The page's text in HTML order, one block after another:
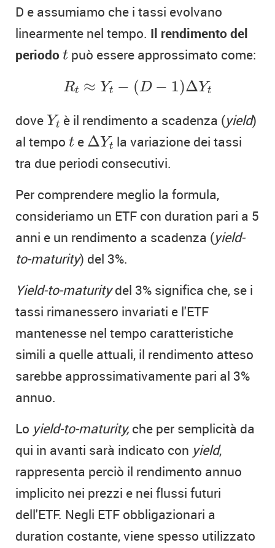
D e assumiamo che i tassi evolvano
linearmente nel tempo. Il rendimento del
periodo t
t può essere approssimato come:
Rt ≈ Yt − (D − 1)ΔYt
R t ≈Y (D− ΔY t
dove Yt
Yt è il rendimento a scadenza (yield)
al tempo t
t e ΔYt
ΔYt la variazione dei tassi
tra due periodi consecutivi.
Per comprendere meglio la formula,
consideriamo un ETF con duration pari a 5
anni e un rendimento a scadenza (yield-
to-maturity) del 3%.
Yield-to-maturitydel 3% significa che, se i
tassi rimanessero invariati e l'ETF
mantenesse nel tempo caratteristiche
simili a quelle attuali, il rendimento atteso
sarebbe approssimativamente pari al 3%
annuo.
Lo yield-to-maturity, che per semplicità da
qui in avanti sarà indicato con yield,
rappresenta perciò il rendimento annuo
implicito nei prezzi e nei flussi futuri
dell'ETF. Negli ETF obbligazionari a
duration costante, viene spesso utilizzato